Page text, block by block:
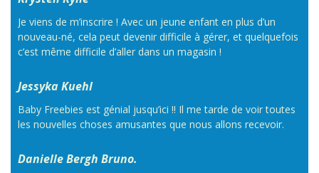
Je viens de m’inscrire ! Avec un jeune enfant en plus d’un
nouveau-né, cela peut devenir difficile à gérer, et quelquefois
c’est même difficile d’aller dans un magasin !
Jessyka Kuehl
Baby Freebies est génial jusqu’ici !! Il me tarde de voir toutes
les nouvelles choses amusantes que nous allons recevoir.
Danielle Bergh Bruno.